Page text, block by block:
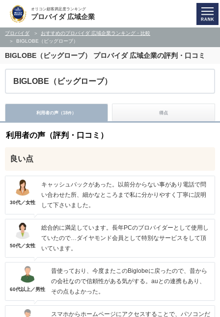
オリコン顧客満足度ランキング
プロバイダ 広域企業
プロバイダ
おすすめのプロバイダ 広域企業ランキング・比較
BIGLOBE（ビッグローブ）
BIGLOBE（ビッグローブ） プロバイダ 広域企業の評判・口コミ
BIGLOBE（ビッグローブ）
利用者の声（18件） 得点
利用者の声（評判・口コミ）
良い点
30代／女性
キャッシュバックがあった。以前分からない事があり電話で問
い合わせた所、細かなところまで私に分かりやすく丁寧に説明
して下さいました。
50代／女性
総合的に満足しています。長年PCのブロバイダーとして使用し
ていたので…ダイヤモンド会員として特別なサービスをして頂
いています。
60代以上／男性
昔使っており、今度またこのBiglobeに戻ったので、昔から
の会社なので信頼性がある気がする。auとの連携もあり、
その点もよかった。
スマホからホームページにアクセスすることで、パソコンだ